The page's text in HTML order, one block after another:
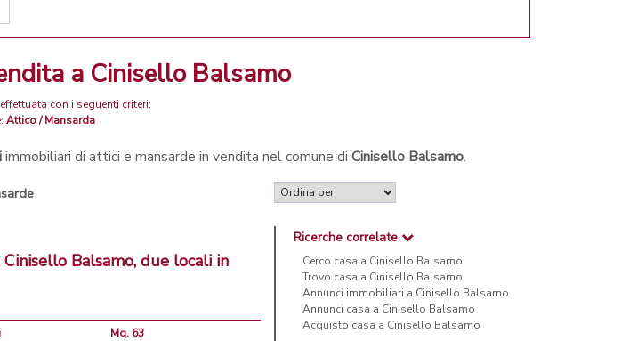
a Cinisello Balsamo
con i seguenti criteri:
Attico / Mansarda
immobiliari di attici e mansarde in vendita nel comune di Cinisello Balsamo.
Balsamo, due locali in
Mq. 63
Ricerche correlate
Cerco casa a Cinisello Balsamo
Trovo casa a Cinisello Balsamo
Annunci immobiliari a Cinisello Balsamo
Annunci casa a Cinisello Balsamo
Acquisto casa a Cinisello Balsamo